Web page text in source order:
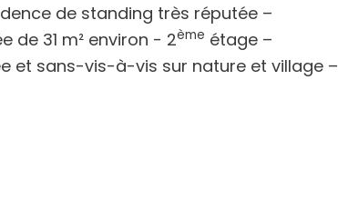
de standing très réputée –
de 31 m² environ - 2ème étage –
et sans-vis-à-vis sur nature et village –